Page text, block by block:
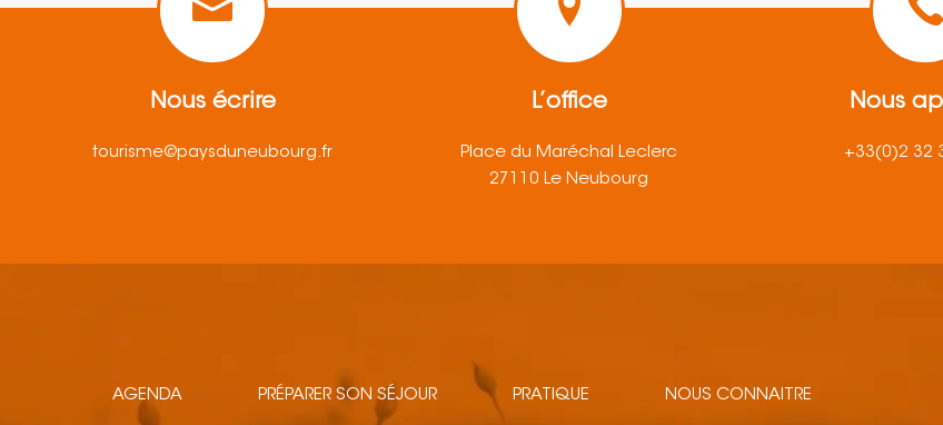
Nous écrire
tourisme@paysduneubourg.fr
L’office
Place du Maréchal Leclerc
27110 Le Neubourg
Nous
+33(0)2 32
AGENDA PRÉPARER SON SÉJOUR PRATIQUE NOUS CONNAITRE